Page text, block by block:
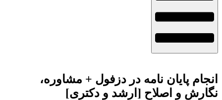
انجام پایان نامه در دزفول + مشاوره،
نگارش و اصلاح [ارشد و دکتری]